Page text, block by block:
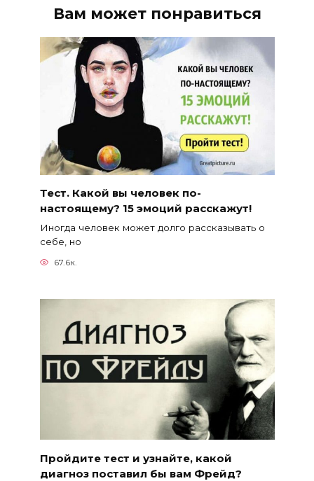
Вам может понравиться
Тест. Какой вы человек по-
настоящему? 15 эмоций расскажут!
Иногда человек может долго рассказывать о
себе, но
67.6к.
Пройдите тест и узнайте, какой
диагноз поставил бы вам Фрейд?